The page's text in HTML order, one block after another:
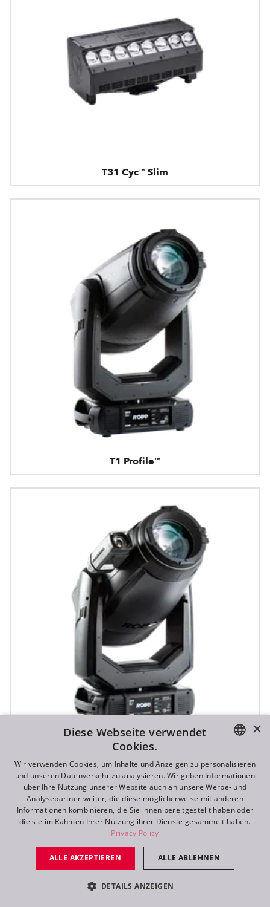
T31 Cyc™ Slim
T1 Profile™
T1 Profile FS™
ENGLISH
FR
RU
×
Diese Webseite verwendet
Cookies.
Wir verwenden Cookies, um Inhalte und Anzeigen zu personalisieren
und unseren Datenverkehr zu analysieren. Wir geben Informationen
über Ihre Nutzung unserer Website auch an unsere Werbe- und
Analysepartner weiter, die diese möglicherweise mit anderen
Informationen kombinieren, die Sie ihnen bereitgestellt haben oder
die sie im Rahmen Ihrer Nutzung ihrer Dienste gesammelt haben.
Privacy Policy
ALLE AKZEPTIEREN ALLE ABLEHNEN
DETAILS ANZEIGEN